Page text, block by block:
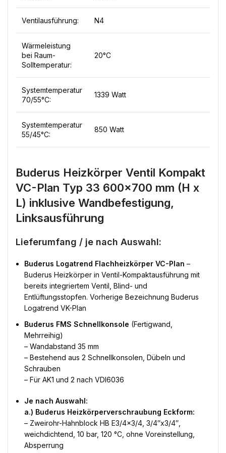
Ventilausführung: N4
Wärmeleistung
bei Raum-
Solltemperatur:
20°C
Systemtemperatur
70/55°C:
1339 Watt
Systemtemperatur
55/45°C:
850 Watt
Buderus Heizkörper Ventil Kompakt
VC-Plan Typ 33 600×700 mm (H x
L) inklusive Wandbefestigung,
Linksausführung
Lieferumfang / je nach Auswahl:
Buderus Logatrend Flachheizkörper VC-Plan –
Buderus Heizkörper in Ventil-Kompaktausführung mit
bereits integriertem Ventil, Blind- und
Entlüftungsstopfen. Vorherige Bezeichnung Buderus
Logatrend VK-Plan
Buderus FMS Schnellkonsole (Fertigwand,
Mehrreihig)
– Wandabstand 35 mm
– Bestehend aus 2 Schnellkonsolen, Dübeln und
Schrauben
– Für AK1 und 2 nach VDI6036
Je nach Auswahl:
a.) Buderus Heizkörperverschraubung Eckform:
– Zweirohr-Hahnblock HB E3/4×3/4, 3/4″x3/4″,
weichdichtend, 10 bar, 120 °C, ohne Voreinstellung,
Absperrung